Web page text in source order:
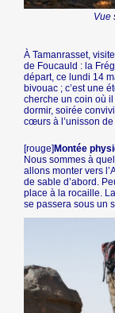
Vue
À Tamanrasset,
de Foucauld : la
départ, ce lundi 14
bivouac ; c’est une
cherche un coin où
dormir, soirée
cœurs à l’unisson
[rouge] Montée
Nous sommes à
allons monter vers
de sable d’abord.
place à la rocaille.
se passera sous un